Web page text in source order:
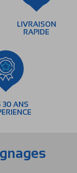
LIVRAISON
RAPIDE
30 ANS